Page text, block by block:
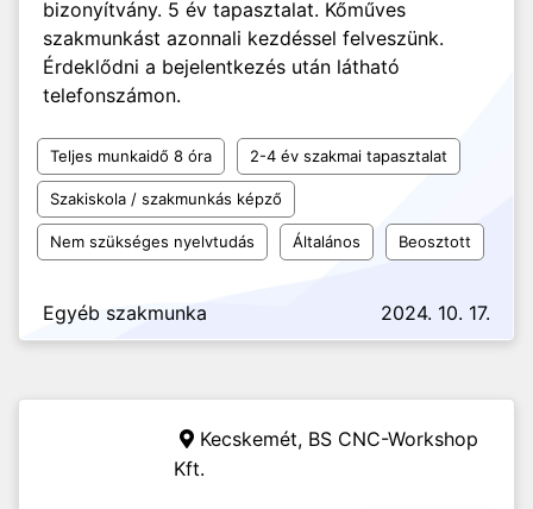
bizonyítvány. 5 év tapasztalat. Kőműves
szakmunkást azonnali kezdéssel felveszünk.
Érdeklődni a bejelentkezés után látható
telefonszámon.
Teljes munkaidő 8 óra 2-4 év szakmai tapasztalat
Szakiskola / szakmunkás képző
Nem szükséges nyelvtudás Általános Beosztott
Egyéb szakmunka 2024. 10. 17.
Kecskemét, BS CNC-Workshop
Kft.